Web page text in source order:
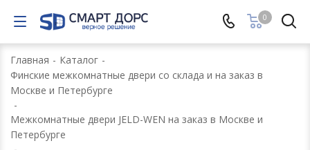
0
Главная - Каталог -
Финские межкомнатные двери со склада и на заказ в
Москве и Петербурге
-
Межкомнатные двери JELD-WEN на заказ в Москве и
Петербурге